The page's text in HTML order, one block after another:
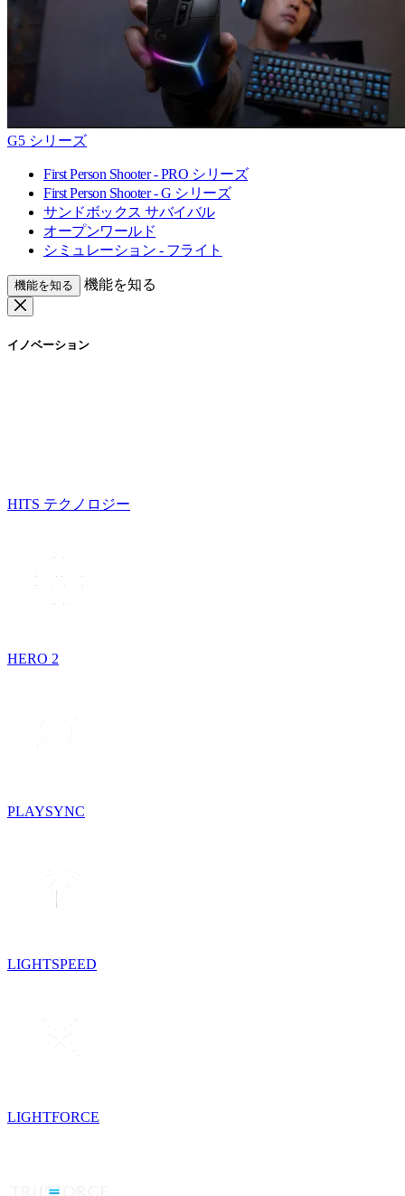
G5 シリーズ
First Person Shooter - PRO シリーズ
First Person Shooter - G シリーズ
サンドボックス サバイバル
オープンワールド
シミュレーション - フライト
機能を知る 機能を知る
イノベーション
HITS テクノロジー
HERO 2
PLAYSYNC
LIGHTSPEED
LIGHTFORCE